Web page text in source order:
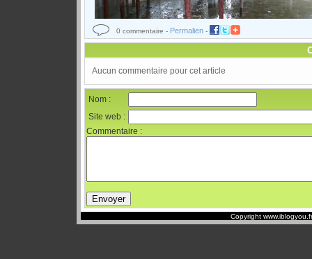
0 commentaire - Permalien -
Aucun commentaire pour cet article
Nom :
Site web :
Commentaire :
Copyright